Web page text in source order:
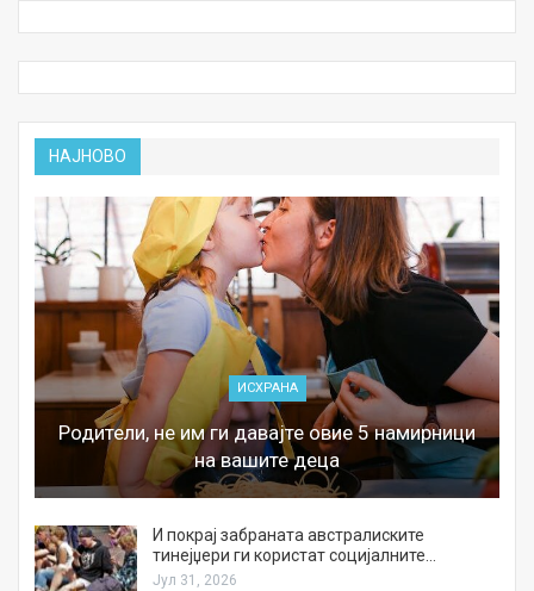
НАЈНОВО
ИСХРАНА
Родители, не им ги давајте овие 5 намирници
на вашите деца
И покрај забраната австралиските
тинејџери ги користат социјалните…
Јул 31, 2026